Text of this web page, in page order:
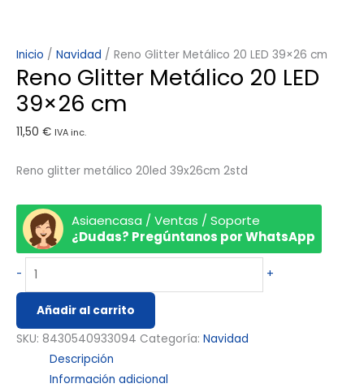
Inicio / Navidad / Reno Glitter Metálico 20 LED 39×26 cm
Reno Glitter Metálico 20 LED
39×26 cm
11,50 € IVA inc.
Reno glitter metálico 20led 39x26cm 2std
Asiaencasa / Ventas / Soporte
¿Dudas? Pregúntanos por WhatsApp
- +
Añadir al carrito
SKU: 8430540933094 Categoría: Navidad
Descripción
Información adicional